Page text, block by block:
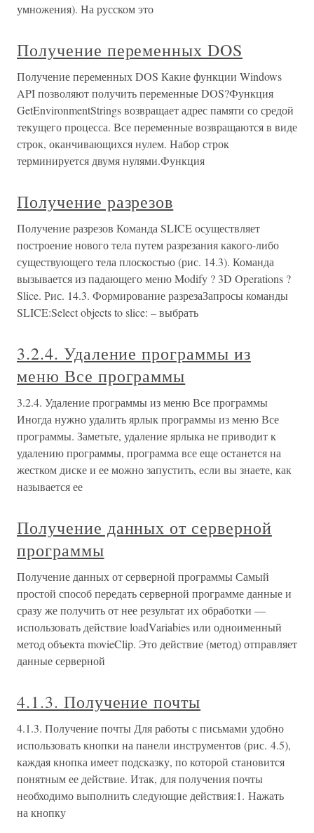
умножения). На русском это
Получение переменных DOS
Получение переменных DOS Какие функции Windows
API позволяют получить переменные DOS?Функция
GetEnvironmentStrings возвращает адрес памяти со средой
текущего процесса. Все переменные возвращаются в виде
строк, оканчивающихся нулем. Набор строк
терминируется двумя нулями.Функция
Получение разрезов
Получение разрезов Команда SLICE осуществляет
построение нового тела путем разрезания какого-либо
существующего тела плоскостью (рис. 14.3). Команда
вызывается из падающего меню Modify ? 3D Operations ?
Slice. Рис. 14.3. Формирование разрезаЗапросы команды
SLICE:Select objects to slice: – выбрать
3.2.4. Удаление программы из
меню Все программы
3.2.4. Удаление программы из меню Все программы
Иногда нужно удалить ярлык программы из меню Все
программы. Заметьте, удаление ярлыка не приводит к
удалению программы, программа все еще останется на
жестком диске и ее можно запустить, если вы знаете, как
называется ее
Получение данных от серверной
программы
Получение данных от серверной программы Самый
простой способ передать серверной программе данные и
сразу же получить от нее результат их обработки —
использовать действие loadVariabies или одноименный
метод объекта movieClip. Это действие (метод) отправляет
данные серверной
4.1.3. Получение почты
4.1.3. Получение почты Для работы с письмами удобно
использовать кнопки на панели инструментов (рис. 4.5),
каждая кнопка имеет подсказку, по которой становится
понятным ее действие. Итак, для получения почты
необходимо выполнить следующие действия:1. Нажать
на кнопку